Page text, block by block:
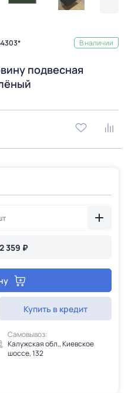
В наличии
подвесная
359 ₽
Купить в кредит
Самовывоз:
Калужская обл., Киевское
шоссе, 132